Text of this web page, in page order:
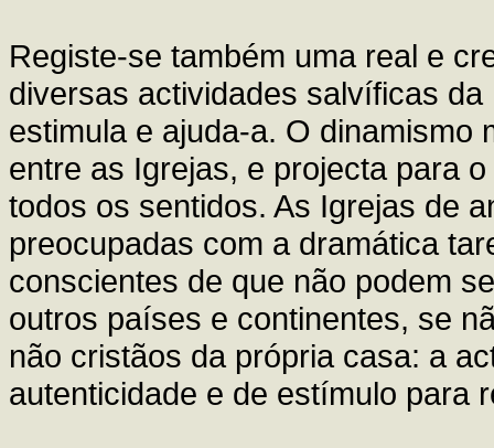
Registe-se também uma real e
diversas actividades salvíficas
estimula e ajuda-a. O dinamismo
entre as Igrejas, e projecta para
todos os sentidos. As Igrejas de
preocupadas com a dramática
conscientes de que não podem
outros países e continentes, se
não cristãos da própria casa: a
autenticidade e de estímulo para